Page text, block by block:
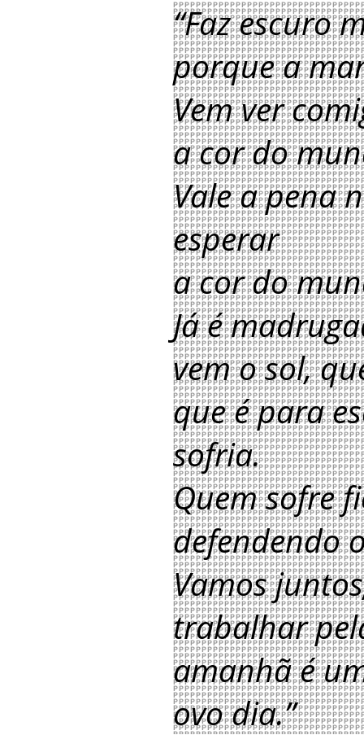
“Faz escuro
porque a
Vem ver
a cor do
Vale a pena
esperar
a cor do
Já é
vem o sol,
que é para
sofria.
Quem sofre
defendendo
Vamos
trabalhar
amanhã é
ovo dia.”